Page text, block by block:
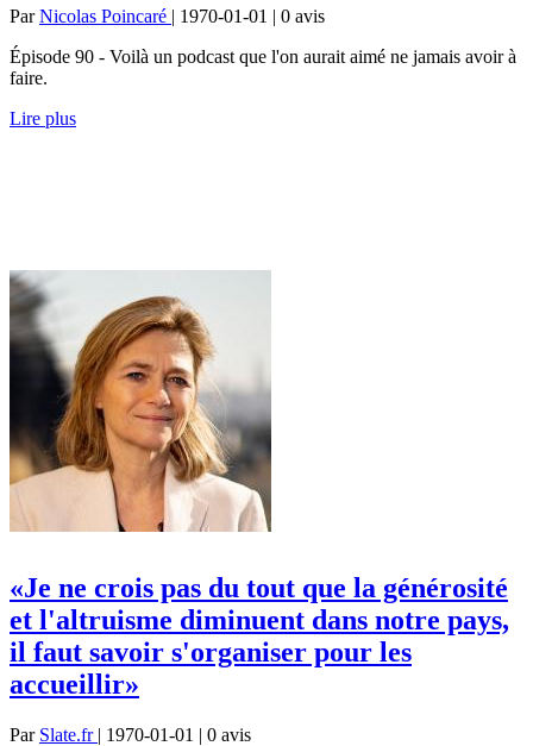
ParNicolas Poincaré | 1970-01-01 | 0 avis
Épisode 90 - Voilà un podcast que l'on aurait aimé ne jamais avoir à
faire.
Lire plus
«Je ne crois pas du tout que la générosité
et l'altruisme diminuent dans notre pays,
il faut savoir s'organiser pour les
accueillir»
Par Slate.fr | 1970-01-01 | 0 avis